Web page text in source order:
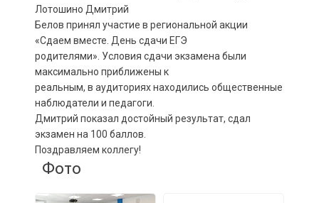
Лотошино Дмитрий
Белов принял участие в региональной акции
«Сдаем вместе. День сдачи ЕГЭ
родителями». Условия сдачи экзамена были
максимально приближены к
реальным, в аудиториях находились общественные
наблюдатели и педагоги.
Дмитрий показал достойный результат, сдал
экзамен на 100 баллов.
Поздравляем коллегу!
Фото